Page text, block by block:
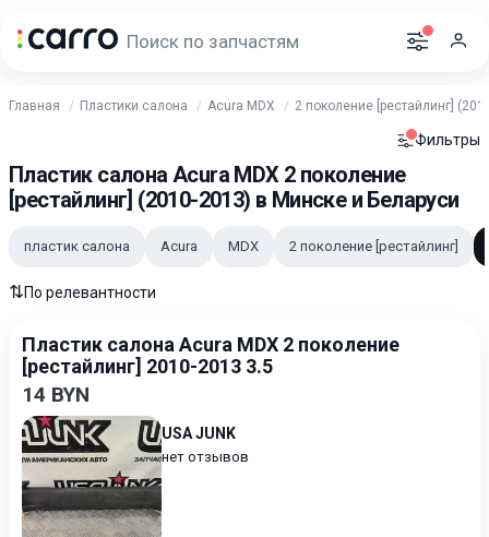
Главная Пластики салона Acura MDX 2 поколение [рестайлинг]
Фильтры
Пластик салона Acura MDX 2 поколение
[рестайлинг] (2010-2013) в Минске и Беларуси
пластик салона Acura MDX 2 поколение [рестайлинг]
⇅По релевантности
Пластик салона Acura MDX 2 поколение
[рестайлинг] 2010-2013 3.5
14 BYN
USA JUNK
нет отзывов